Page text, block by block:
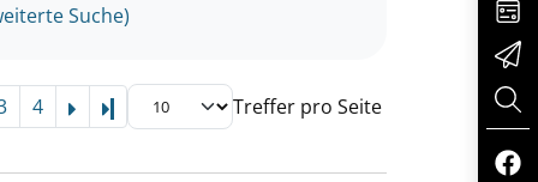
Suche)
4 Letzte Seite Treffer pro Seite